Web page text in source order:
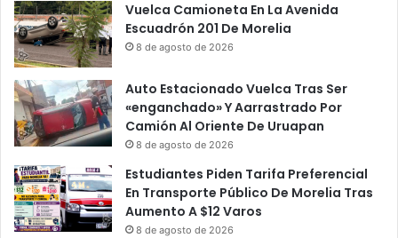
Vuelca Camioneta En La Avenida
Escuadrón 201 De Morelia
8 de agosto de 2026
Auto Estacionado Vuelca Tras Ser
«enganchado» Y Aarrastrado Por
Camión Al Oriente De Uruapan
8 de agosto de 2026
Estudiantes Piden Tarifa Preferencial
En Transporte Público De Morelia Tras
Aumento A $12 Varos
8 de agosto de 2026